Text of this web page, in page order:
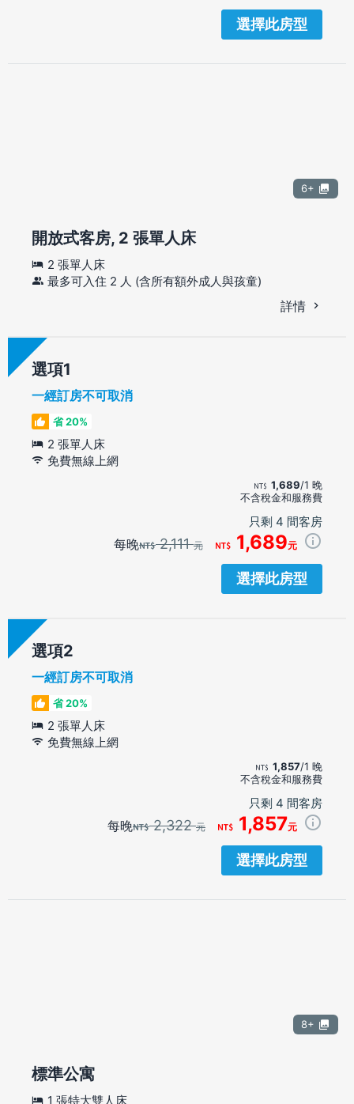
選擇此房型
6+
開放式客房, 2 張單人床
2 張單人床
最多可入住 2 人 (含所有額外成人與孩童)
詳情
選項
一經訂房不可取消
省 20%
2 張單人床
免費無線上網
1,689/1 晚
不含稅金和服務費
只剩 4 間客房
每晚 2,111元 1,689元
選擇此房型
選項
一經訂房不可取消
省 20%
2 張單人床
免費無線上網
1,857/1 晚
不含稅金和服務費
只剩 4 間客房
每晚 2,322元 1,857元
選擇此房型
8+
標準公寓
1 張特大雙人床